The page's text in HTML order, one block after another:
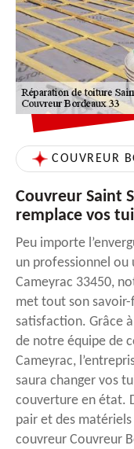
COUVREUR
Couvreur Saint
remplace vos
Peu importe
un professionnel ou
Cameyrac 33450,
met tout son
satisfaction. Grâce
de notre équipe de
Cameyrac,
saura changer vos
couverture en état.
pair et des
couvreur Couvreur